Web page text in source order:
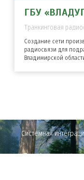
ГБУ
Транкинговая
Создание сети
радиосвязи для
Владимирской
Системная
Телефоны:+7